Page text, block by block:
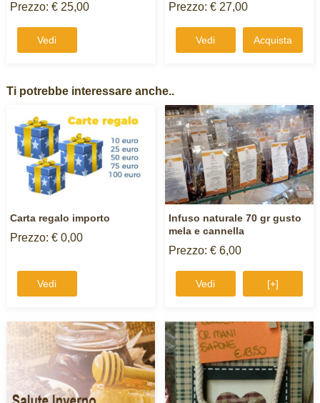
Prezzo: € 25,00
Vedi
Prezzo: € 27,00
Vedi Acquista
Ti potrebbe interessare anche..
Carta regalo importo
Prezzo: € 0,00
Vedi
Infuso naturale 70 gr gusto
mela e cannella
Prezzo: € 6,00
Vedi [+]